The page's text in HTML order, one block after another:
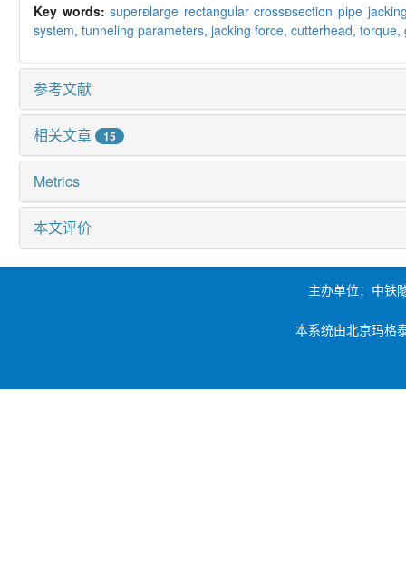
Key words:superlarge rectangular crosssection pipe
system, tunneling parameters, jacking force, cutterhead, torque,
参考文献
相关文章 15
Metrics
本文评价
主办单位：中铁
本系统由北京玛格